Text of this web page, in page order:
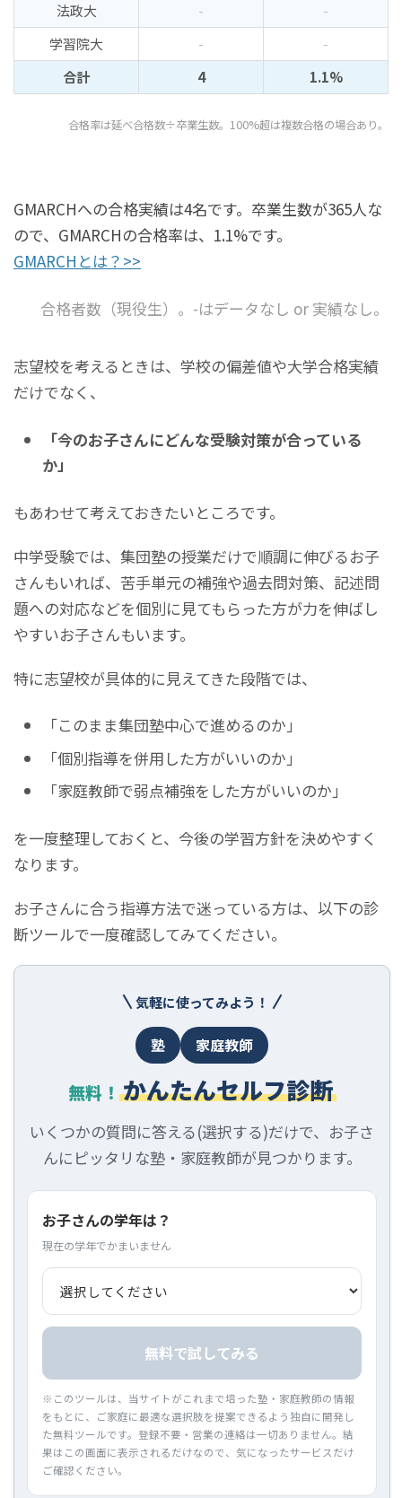
法政大
-
-
学習院大
-
-
合計
4 1.1%
合格率は延べ合格数÷卒業生数。100%超は複数合格の場合あり。
GMARCHへの合格実績は4名です。卒業生数が365人な
ので、GMARCHの合格率は、1.1%です。
GMARCHとは？>>
合格者数（現役生）。-はデータなし or 実績なし。
志望校を考えるときは、学校の偏差値や大学合格実績
だけでなく、
「今のお子さんにどんな受験対策が合っている
か」
もあわせて考えておきたいところです。
中学受験では、集団塾の授業だけで順調に伸びるお子
さんもいれば、苦手単元の補強や過去問対策、記述問
題への対応などを個別に見てもらった方が力を伸ばし
やすいお子さんもいます。
特に志望校が具体的に見えてきた段階では、
「このまま集団塾中心で進めるのか」
「個別指導を併用した方がいいのか」
「家庭教師で弱点補強をした方がいいのか」
を一度整理しておくと、今後の学習方針を決めやすく
なります。
お子さんに合う指導方法で迷っている方は、以下の診
断ツールで一度確認してみてください。
気軽に使ってみよう！
塾 家庭教師
無料！ かんたんセルフ診断
いくつかの質問に答える(選択する)だけで、お子さ
んにピッタリな塾・家庭教師が見つかります。
お子さんの学年は？
現在の学年でかまいません
無料で試してみる
※このツールは、当サイトがこれまで培った塾・家庭教師の情報
をもとに、ご家庭に最適な選択肢を提案できるよう独自に開発し
た無料ツールです。登録不要・営業の連絡は一切ありません。結
果はこの画面に表示されるだけなので、気になったサービスだけ
ご確認ください。